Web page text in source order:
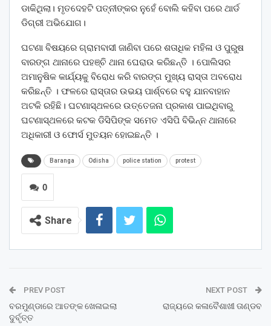
ଡାକିଥିଲା। ମୃତଦେହଟି ପତ୍ନୀଙ୍କର ନୁହେଁ ବୋଲି କହିବା ପରେ ଥାର୍ଡ
ଡିଗ୍ରୀ ଅଭିଯୋଗ।
ଘଟଣା ବିଷୟରେ ଗ୍ରାମବାସୀ ଜାଣିବା ପରେ ଶତାଧିକ ମହିଳା ଓ ପୁରୁଷ
ବାରଙ୍ଗ ଥାନାରେ ପହଞ୍ଚି ଥାନା ଘେରାଉ କରିଛନ୍ତି । ପୋଲିସର
ଅମାନୁଷିକ କାର୍ଯ୍ୟକୁ ବିରୋଧ କରି ବାରଙ୍ଗ ମୁଖ୍ୟ ରାସ୍ତା ଅବରୋଧ
କରିଛନ୍ତି । ଫଳରେ ରାସ୍ତାର ଉଭୟ ପାର୍ଶ୍ବରେ ବହୁ ଯାନବାହାନ
ଅଟକି ରହିଛି। ଘଟଣାସ୍ଥଳରେ ଉତ୍ତେଜନା ପ୍ରକାଶ ପାଇଥିବାରୁ
ଘଟଣାସ୍ଥଳରେ କଟକ ଡିସିପିଙ୍କ ସମେତ ଏସିପି ବିଭିନ୍ନ ଥାନାରେ
ଅଧିକାରୀ ଓ ଫୋର୍ସ ମୁତୟନ ହୋଇଛନ୍ତି ।
Baranga Odisha police station protest
0
Share
PREV POST
ବରମୁଣ୍ଡାରେ ଆତଙ୍କ ଖେଳାଇଲା
ଦୁର୍ବୃତ୍ତ
NEXT POST
ରାଜ୍ୟରେ କଳାବୈଶାଖୀ ତାଣ୍ଡବ